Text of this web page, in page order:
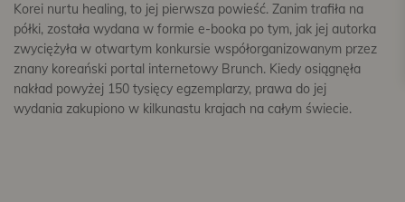
Korei nurtu healing, to jej pierwsza powieść. Zanim trafiła na
półki, została wydana w formie e-booka po tym, jak jej autorka
zwyciężyła w otwartym konkursie współorganizowanym przez
znany koreański portal internetowy Brunch. Kiedy osiągnęła
nakład powyżej 150 tysięcy egzemplarzy, prawa do jej
wydania zakupiono w kilkunastu krajach na całym świecie.